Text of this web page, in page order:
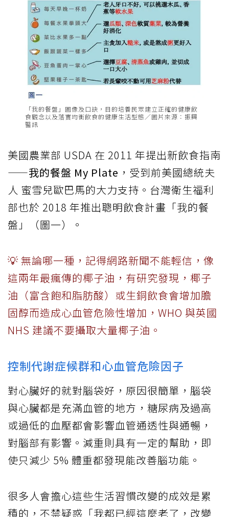
「我的餐盤」圖像及口訣，目的培養民眾建立正確的健康飲
食觀念以及落實均衡飲食的健康生活型態／圖片來源：振興
醫訊
美國農業部 USDA 在 2011 年提出新飲食指南
——我的餐盤 My Plate ，受到前美國總統夫
人 蜜雪兒歐巴馬的大力支持。台灣衛生福利
部也於 2018 年推出聰明飲食計畫「我的餐
盤」（圖一）。
💡 無論哪一種，記得網路新聞不能輕信，像
這兩年最瘋傳的椰子油，有研究發現，椰子
油（富含飽和脂肪酸）或生銅飲食會增加膽
固醇而造成心血管危險性增加，WHO 與英國
NHS 建議不要攝取大量椰子油。
控制代謝症候群和心血管危險因子
對心臟好的就對腦袋好，原因很簡單，腦袋
與心臟都是充滿血管的地方，糖尿病及過高
或過低的血壓都會影響血管通透性與通暢，
對腦部有影響。減重則具有一定的幫助，即
使只減少 5% 體重都發現能改善腦功能。
很多人會擔心這些生活習慣改變的成效是累
積的，不禁疑惑「我都已經這麼老了，改變